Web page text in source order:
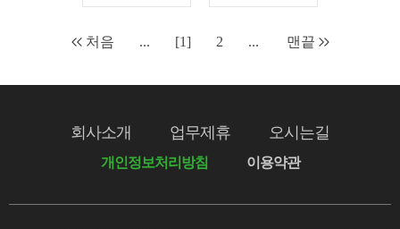
처음 ... [1] 2 ... 맨끝
회사소개 업무제휴 오시는길
개인정보처리방침 이용약관